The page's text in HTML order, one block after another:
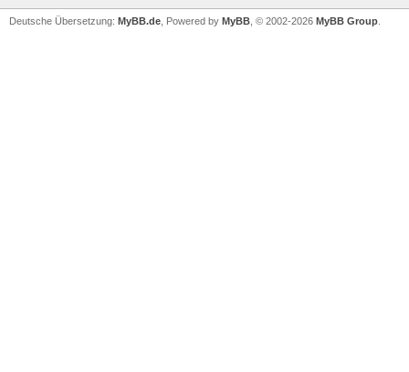
Deutsche Übersetzung: MyBB.de , Powered by MyBB , © 2002-2026 MyBB Group